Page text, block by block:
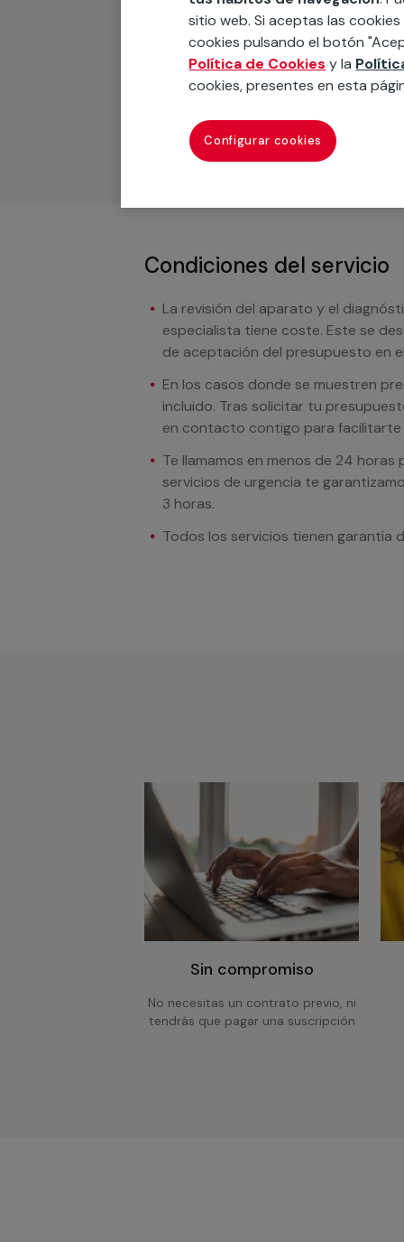
Recuerda que en
Podemos ofrecer cualquier servicio a
materiales, equipamientos,
cuando te llamemos.
Condiciones del servicio
La revisión del aparato y el
especialista tiene coste. Este se
de aceptación del presupuesto en
En los casos donde se muestren
incluido. Tras solicitar tu
en contacto contigo para
Te llamamos en menos de 24
servicios de urgencia te
3 horas.
Todos los servicios tienen garantía
Sin compromiso
No necesitas un contrato previo, ni
tendrás que pagar una suscripción
sitio web. Si aceptas las
cookies pulsando el botón
Política de Cookies y la
cookies, presentes en esta
Configurar cookies